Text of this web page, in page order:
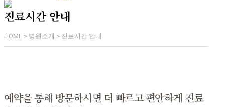
진료시간 안내
HOME > 병원소개 > 진료시간 안내
예약을 통해 방문하시면 더 빠르고 편안하게 진료